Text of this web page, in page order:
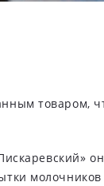
товаром,